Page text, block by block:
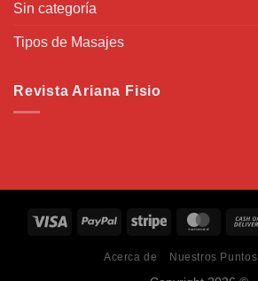
Sin categoría
Tipos de Masajes
Revista Ariana Fisio
Acerca de Nuestros Puntos